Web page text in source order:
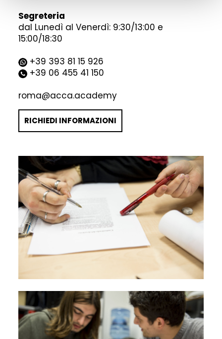
Segreteria
dal Lunedì al Venerdì: 9:30/13:00 e
15:00/18:30
+39 393 81 15 926
+39 06 455 41 150
roma@acca.academy
RICHIEDI INFORMAZIONI